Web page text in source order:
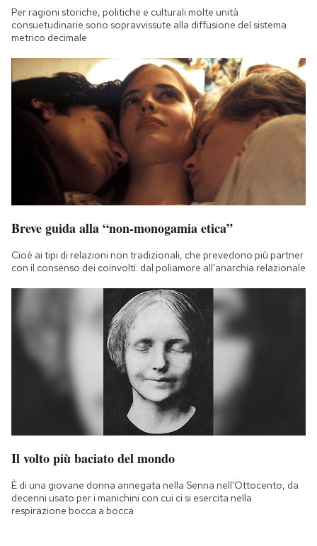
Per ragioni storiche, politiche e culturali molte unità
consuetudinarie sono sopravvissute alla diffusione del sistema
metrico decimale
Breve guida alla “non-monogamia etica”
Cioè ai tipi di relazioni non tradizionali, che prevedono più partner
con il consenso dei coinvolti: dal poliamore all'anarchia relazionale
Il volto più baciato del mondo
È di una giovane donna annegata nella Senna nell'Ottocento, da
decenni usato per i manichini con cui ci si esercita nella
respirazione bocca a bocca